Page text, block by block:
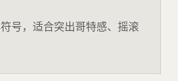
号，适合突出哥特感、摇滚